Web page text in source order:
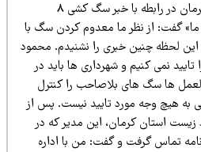
مدیرکل محیط زیست استان کرمان در رابطه با خبر سگ کشی 8
از نظر ما معدوم کردن سگ با
چنین خبری را نشنیدم. محمود
کنیم و شهرداری ها باید در
سگ های بلاصاحب را کنترل
وجه مورد تایید نیست. پس از
کرمان، این مدیر که در
تماس گرفت و گفت: من با اداره